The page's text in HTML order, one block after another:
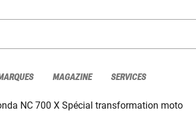
MAGAZINE SERVICES
NC 700 X Spécial transformation moto